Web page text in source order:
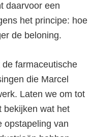
daarvoor een
het principe: hoe
de beloning.
farmaceutische
die Marcel
Laten we om tot
bekijken wat het
opstapeling van